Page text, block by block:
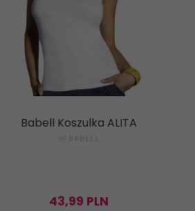
Babell Koszulka ALITA
43,99 PLN